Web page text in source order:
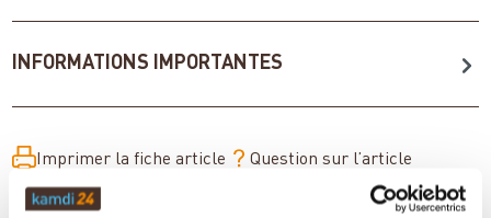
INFORMATIONS IMPORTANTES
Imprimer la fiche article Question sur l’article